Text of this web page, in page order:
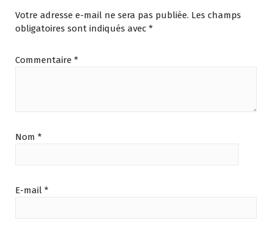
Votre adresse e-mail ne sera pas publiée. Les champs
obligatoires sont indiqués avec *
Commentaire *
Nom *
E-mail *